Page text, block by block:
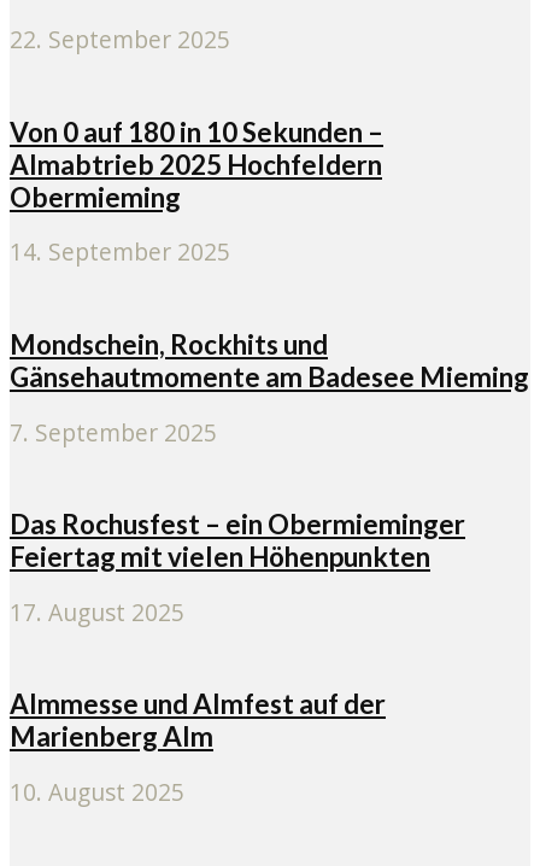
22. September 2025
Von 0 auf 180 in 10 Sekunden –
Almabtrieb 2025 Hochfeldern
Obermieming
14. September 2025
Mondschein, Rockhits und
Gänsehautmomente am Badesee Mieming
7. September 2025
Das Rochusfest – ein Obermieminger
Feiertag mit vielen Höhenpunkten
17. August 2025
Almmesse und Almfest auf der
Marienberg Alm
10. August 2025